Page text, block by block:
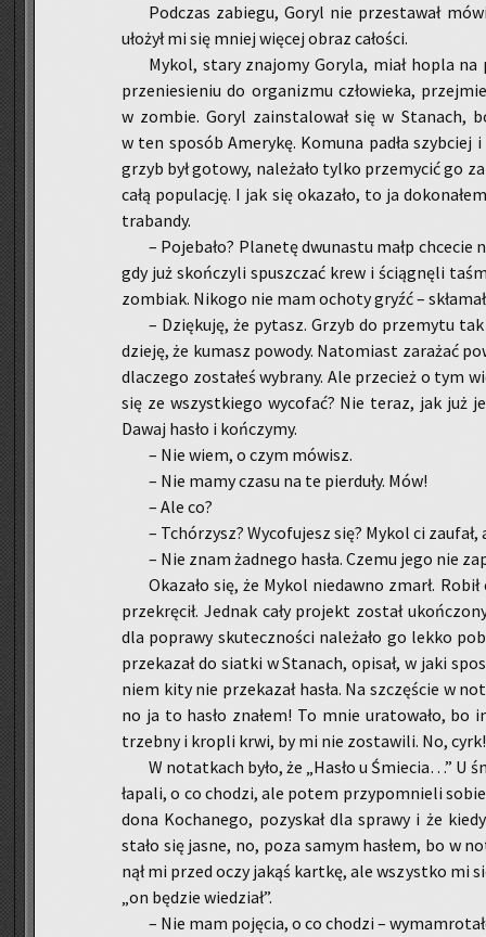
Pod­czas za­bie­gu, Goryl nie prze­sta­wał
uło­żył mi się mniej wię­cej obraz ca­ło­ści.
Mykol, stary zna­jo­my Go­ry­la, miał hopla
prze­nie­sie­niu do or­ga­ni­zmu czło­wie­ka,
w zom­bie. Goryl za­in­sta­lo­wał się w Sta­nach,
w ten spo­sób Ame­ry­kę. Ko­mu­na padła szyb­ciej
grzyb był go­to­wy, na­le­ża­ło tylko prze­my­cić go
całą po­pu­la­cję. I jak się oka­za­ło, to ja
tra­ban­dy.
– Po­je­ba­ło? Pla­ne­tę dwu­na­stu małp chce­cie
gdy już skoń­czy­li spusz­czać krew i ścią­gnę­li
zom­biak. Ni­ko­go nie mam ocho­ty gryźć –
– Dzię­ku­ję, że py­tasz. Grzyb do prze­my­tu
dzie­ję, że ku­masz po­wo­dy. Na­to­miast za­ra­żać
dla­cze­go zo­sta­łeś wy­bra­ny. Ale prze­cież o tym
się ze wszyst­kie­go wy­co­fać? Nie teraz, jak już
Dawaj hasło i koń­czy­my.
– Nie wiem, o czym mó­wisz.
– Nie mamy czasu na te pier­du­ły. Mów!
– Ale co?
– Tchó­rzysz? Wy­co­fu­jesz się? Mykol ci za­ufał,
– Nie znam żad­ne­go hasła. Czemu jego nie
Oka­za­ło się, że Mykol nie­daw­no zmarł.
prze­krę­cił. Jed­nak cały pro­jekt zo­stał
dla po­pra­wy sku­tecz­no­ści na­le­ża­ło go lekko
prze­ka­zał do siat­ki w Sta­nach, opi­sał, w jaki
niem kity nie prze­ka­zał hasła. Na szczę­ście w
no ja to hasło zna­łem! To mnie ura­to­wa­ło, bo
trzeb­ny i kro­pli krwi, by mi nie zo­sta­wi­li. No, cyrk!
W no­tat­kach było, że „Hasło u Śmie­cia…” U
ła­pa­li, o co cho­dzi, ale potem przy­po­mnie­li
do­na Ko­cha­ne­go, po­zy­skał dla spra­wy i że
stało się jasne, no, poza samym ha­słem, bo w
nął mi przed oczy jakąś kart­kę, ale wszyst­ko mi
„on bę­dzie wie­dział”.
– Nie mam po­ję­cia, o co cho­dzi –